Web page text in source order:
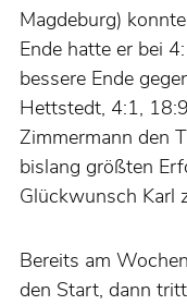
Magdeburg)
Ende hatte er bei
bessere Ende
Hettstedt, 4:1,
Zimmermann den
bislang größten
Glückwunsch Karl
Bereits am
den Start, dann